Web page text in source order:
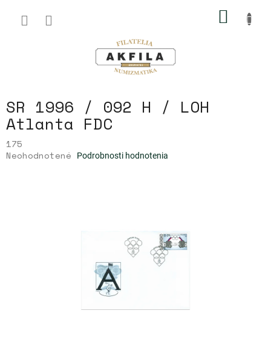
obsah
SR 1996 / 092 H / LOH
Atlanta FDC
175
Priemerné
Neohodnotené Podrobnosti hodnotenia